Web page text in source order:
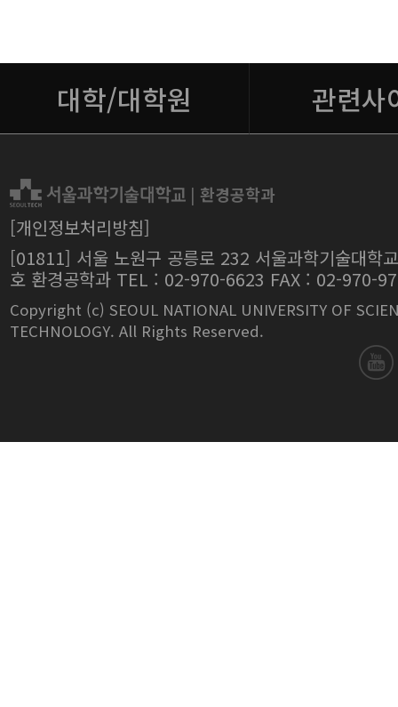
| 환경공학과
[개인정보처리방침]
[01811] 서울 노원구 공릉로 232 서울과학기술대학
호 환경공학과 TEL : 02-970-6623 FAX : 02-970-
Copyright (c) SEOUL NATIONAL UNIVERSITY OF
TECHNOLOGY. All Rights Reserved.
대학/대학원 관련사